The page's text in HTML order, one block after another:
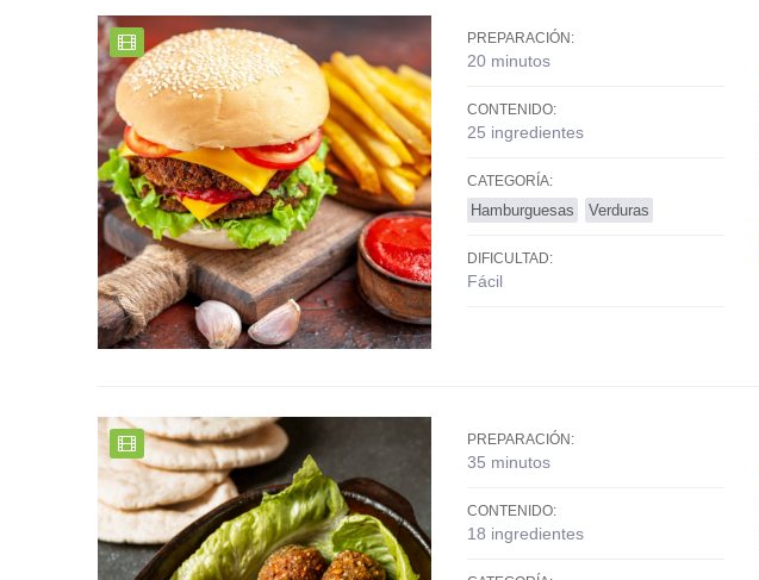
PREPARACIÓN:
20 minutos
CONTENIDO:
25 ingredientes
CATEGORÍA:
Hamburguesas Verduras
DIFICULTAD:
Fácil
PREPARACIÓN:
35 minutos
CONTENIDO:
18 ingredientes